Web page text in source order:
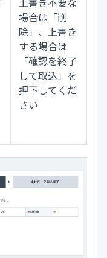
場合は「削
除」、上書き
する場合は
「確認を終了
して取込」を
押下してくだ
さい